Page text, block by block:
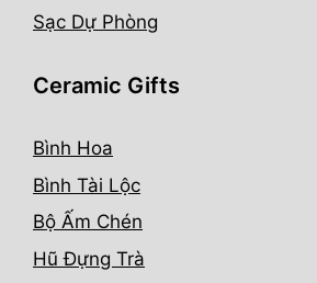
Sạc Dự Phòng
Ceramic Gifts
Bình Hoa
Bình Tài Lộc
Bộ Ấm Chén
Hũ Đựng Trà